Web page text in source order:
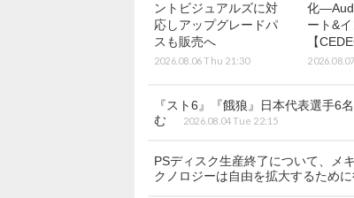
ントビジュアルズに対
応しアップグレードパ
スも販売へ
2026.08.06 Thu 21:30
化
ート&
【
『スト6』『餓狼』日本代表選手6
む
2026.08.04 Tue 22:15
PSディスク生産終了について、メ
クノロジーは自由を拡大するために